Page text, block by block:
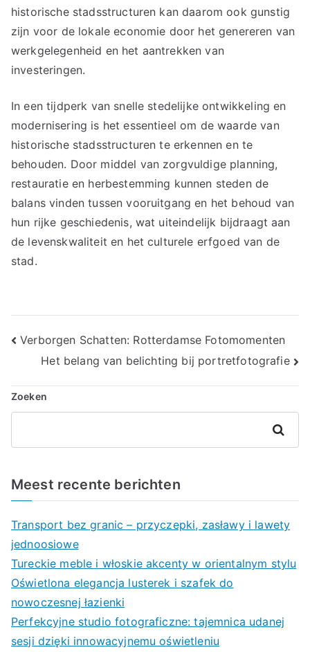
historische stadsstructuren kan daarom ook gunstig
zijn voor de lokale economie door het genereren van
werkgelegenheid en het aantrekken van
investeringen.
In een tijdperk van snelle stedelijke ontwikkeling en
modernisering is het essentieel om de waarde van
historische stadsstructuren te erkennen en te
behouden. Door middel van zorgvuldige planning,
restauratie en herbestemming kunnen steden de
balans vinden tussen vooruitgang en het behoud van
hun rijke geschiedenis, wat uiteindelijk bijdraagt aan
de levenskwaliteit en het culturele erfgoed van de
stad.
Berichtnavigatie
Verborgen Schatten: Rotterdamse Fotomomenten
Het belang van belichting bij portretfotografie
Zoeken
Zoeken
Meest recente berichten
Transport bez granic – przyczepki, zasławy i lawety
jednoosiowe
Tureckie meble i włoskie akcenty w orientalnym stylu
Oświetlona elegancja lusterek i szafek do
nowoczesnej łazienki
Perfekcyjne studio fotograficzne: tajemnica udanej
sesji dzięki innowacyjnemu oświetleniu